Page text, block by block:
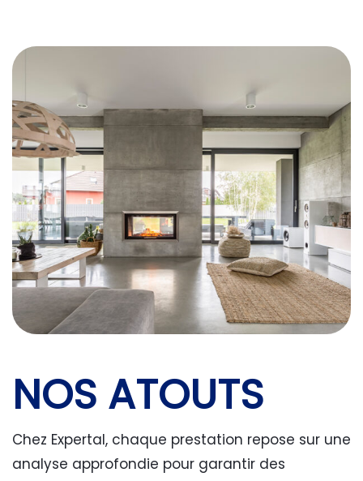
NOS ATOUTS
Chez Expertal, chaque prestation repose sur une
analyse approfondie pour garantir des